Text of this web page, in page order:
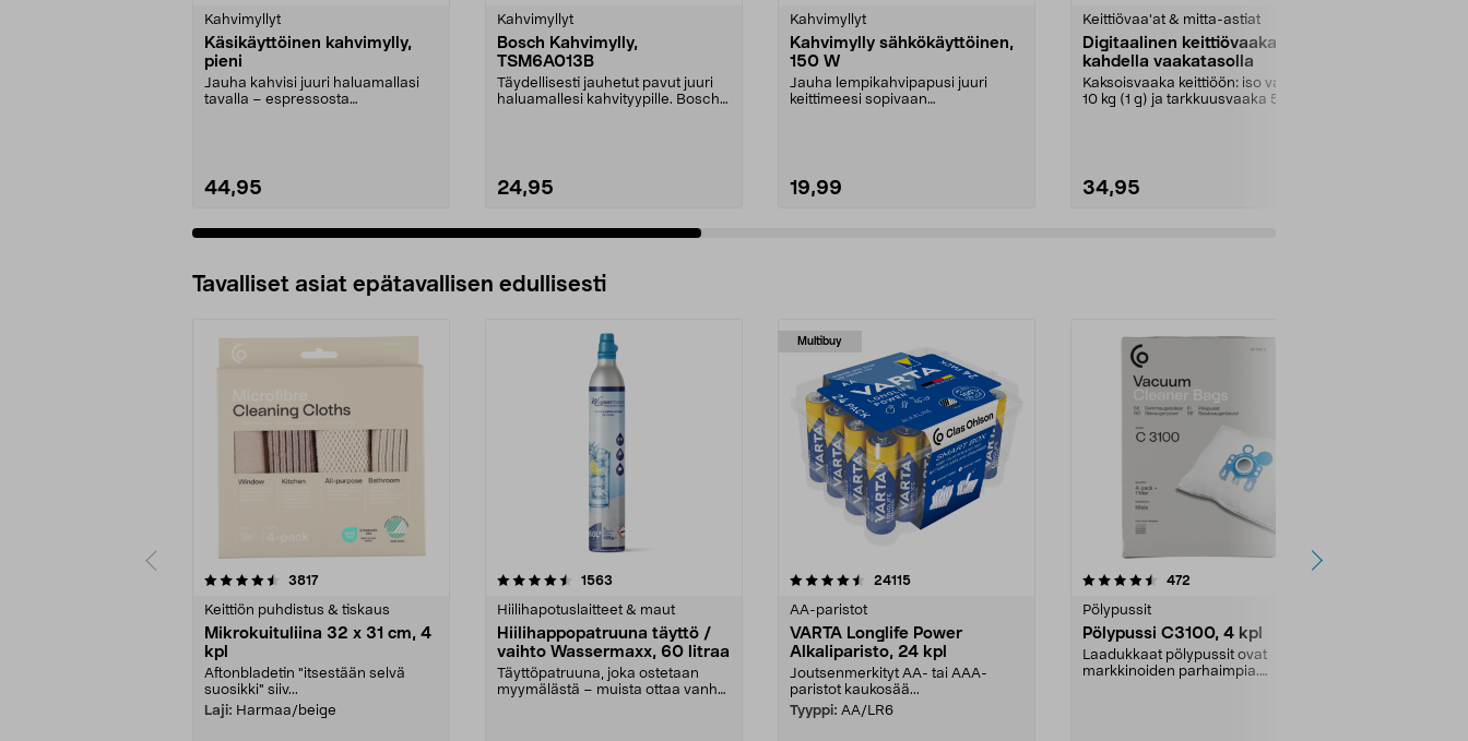
Kahvimyllyt
Käsikäyttöinen kahvimylly,
pieni
Jauha kahvisi juuri haluamallasi
tavalla – espressosta
44,95
Kahvimyllyt
Bosch Kahvimylly,
TSM6A013B
Täydellisesti jauhetut pavut juuri
haluamallesi kahvityypille. Bosch-
24,95
Kahvimyllyt
Kahvimylly sähkökäyttöinen,
150 W
Jauha lempikahvipapusi juuri
keittimeesi sopivaan
19,99
Keittiövaa'at & mitta-astiat
Digitaalinen keittiövaaka
kahdella vaakatasolla
Kaksoisvaaka keittiöön: iso vaaka
10 kg (1 g) ja tarkkuusvaaka 500 g
34,95
Tavalliset asiat epätavallisen edullisesti
3817arvostelut
Keittiön puhdistus & tiskaus
Mikrokuituliina 32 x 31 cm, 4
kpl
Aftonbladetin "itsestään selvä
suosikki" siiv...
Laji: Harmaa/beige
4.5viidestä
1563
Hiilihapotuslaitteet & maut
Hiilihappopatruuna täyttö /
vaihto Wassermaxx, 60 litraa
Täyttöpatruuna, joka ostetaan
myymälästä – muista ottaa vanha
Multibuy
4.5viidestä
24115arvostelut
AA-paristot
VARTA Longlife Power
Alkaliparisto, 24 kpl
Joutsenmerkityt AA- tai AAA-
paristot kaukosää...
Tyyppi: AA/LR6
4.5viidestä
472
Pölypussit
Pölypussi C3100, 4 kpl
Laadukkaat pölypussit ovat
markkinoiden parhaimpia.
4.5viidestä